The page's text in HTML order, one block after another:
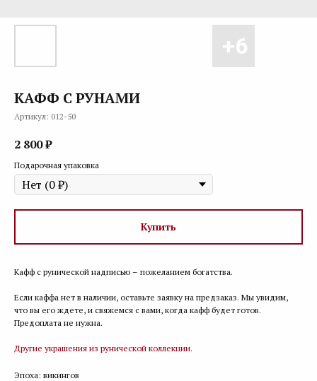
КАФФ С РУНАМИ
Артикул: 012-50
2 800₽
Подарочная упаковка
Купить
Кафф с рунической надписью – пожеланием богатства.
Если каффа нет в наличии, оставьте заявку на предзаказ. Мы увидим,
что вы его ждете, и свяжемся с вами, когда кафф будет готов.
Предоплата не нужна.
Другие украшения из рунической коллекции.
Эпоха: викингов